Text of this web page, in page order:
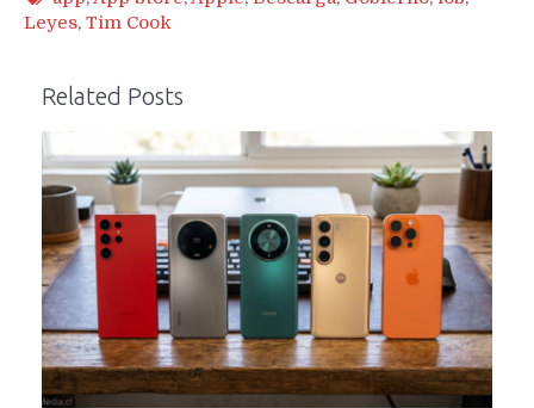
Leyes, Tim Cook
Related Posts